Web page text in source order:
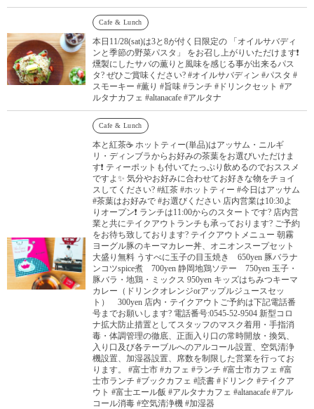
Cafe & Lunch
本日11/28(sat)は3と8が付く日限定の 「オイルサバディ
ンと季節の野菜パスタ」 をお召し上がりいただけます❗️
燻製にしたサバの薫りと風味を感じる事が出来るパス
タ? ぜひご賞味ください? #オイルサバディン #パスタ #
スモーキー #薫り #旨味 #ランチ #ドリンクセット #ア
ルタナカフェ #altanacafe #アルタナ
Cafe & Lunch
本と紅茶☕️ ホットティー(単品)はアッサム・ニルギ
リ・ディンブラからお好みの茶葉をお選びいただけま
す❗️ ティーポットも付いてたっぷり飲めるのでおススメ
ですよ✨ 気分やお好みに合わせてお好きな物をチョイ
スしてください? #紅茶 #ホットティー #今日はアッサム
#茶葉はお好みで #お選びください 店内営業は10:30よ
りオープン❗️ ランチは11:00からのスタートです? 店内営
業と共にテイクアウトランチも承っております? ご予約
をお待ち致しております? テイクアウトメニュー 朝霧
ヨーグル豚のキーマカレー丼、オニオンスープセット
大盛り無料 うすべに玉子の目玉焼き 650yen 豚バラナ
ンコツspice煮 700yen 静岡地鶏ソテー 750yen 玉子・
豚バラ・地鶏・ミックス 950yen キッズはちみつキーマ
カレー（ドリンクオレンジorアップルジュースセッ
ト） 300yen 店内・テイクアウトご予約は下記電話番
号までお願いします? 電話番号:0545-52-9504 新型コロ
ナ拡大防止措置としてスタッフのマスク着用・手指消
毒・体調管理の徹底、正面入り口の常時開放・換気、
入り口及び各テーブルへのアルコール設置、空気清浄
機設置、加湿器設置、席数を制限した営業を行ってお
ります。 #富士市 #カフェ #ランチ #富士市カフェ #富
士市ランチ #ブックカフェ #読書 #ドリンク #テイクア
ウト #富士エール飯 #アルタナカフェ #altanacafe #アル
コール消毒 #空気清浄機 #加湿器